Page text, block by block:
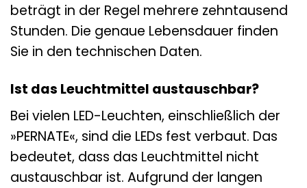
beträgt in der Regel mehrere zehntausend
Stunden. Die genaue Lebensdauer finden
Sie in den technischen Daten.
Ist das Leuchtmittel austauschbar?
Bei vielen LED-Leuchten, einschließlich der
»PERNATE«, sind die LEDs fest verbaut. Das
bedeutet, dass das Leuchtmittel nicht
austauschbar ist. Aufgrund der langen